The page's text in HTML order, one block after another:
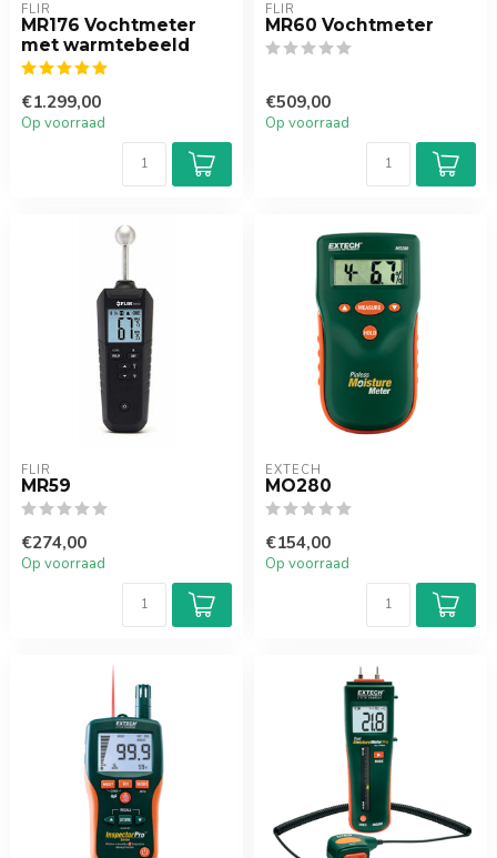
FLIR
MR176 Vochtmeter
met warmtebeeld
€1.299,00
Op voorraad
FLIR
MR60 Vochtmeter
€509,00
Op voorraad
FLIR
MR59
€274,00
Op voorraad
EXTECH
MO280
€154,00
Op voorraad